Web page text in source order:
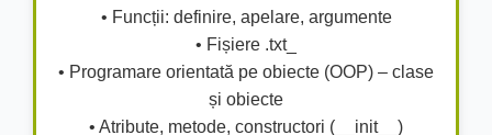
• Funcții: definire, apelare, argumente
• Fișiere .txt_
• Programare orientată pe obiecte (OOP) – clase
și obiecte
• Atribute, metode, constructori (__init__)